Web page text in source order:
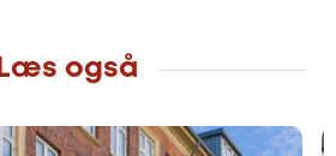
Læs også